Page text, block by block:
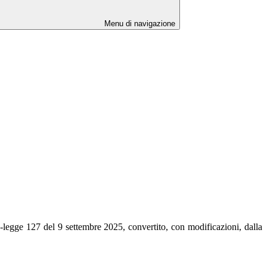
Menu di navigazione
127 del 9 settembre 2025, convertito, con modificazioni, dalla